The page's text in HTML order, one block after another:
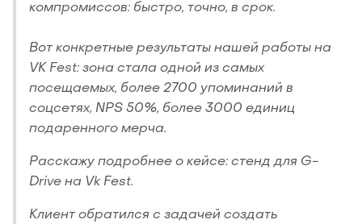
компромиссов: быстро, точно, в срок.
Вот конкретные результаты нашей работы на
VK Fest: зона стала одной из самых
посещаемых, более 2700 упоминаний в
соцсетях, NPS 50%, более 3000 единиц
подаренного мерча.
Расскажу подробнее о кейсе: стенд для G-
Drive на Vk Fest.
Клиент обратился с задачей создать